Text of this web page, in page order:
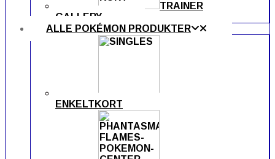
TRAINER
GALLERY
ALLE POKÉMON PRODUKTER
ENKELTKORT